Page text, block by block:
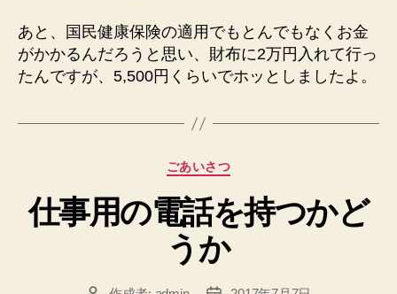
あと、国民健康保険の適用でもとんでもなくお金
がかかるんだろうと思い、財布に2万円入れて行っ
たんですが、5,500円くらいでホッとしましたよ。
カ
ゴ
リ
ー
ごあいさつ
仕事用の電話を持つかど
うか